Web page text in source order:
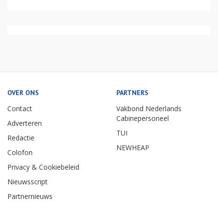
OVER ONS
Contact
Adverteren
Redactie
Colofon
Privacy & Cookiebeleid
Nieuwsscript
Partnernieuws
PARTNERS
Vakbond Nederlands
Cabinepersoneel
TUI
NEWHEAP